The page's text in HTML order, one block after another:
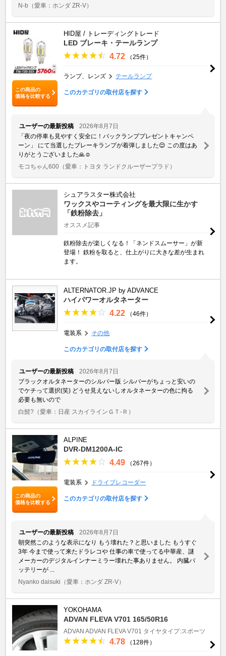
N-b （愛車：ホンダ ZR-V）
この商品の
価格を比較する
HID屋 / トレーディングトレード
LED ブレーキ・テールランプ
4.72 （25件）
ランプ、レンズ テールランプ
このカテゴリの取付店を探す
ユーザーの最新投稿
2026年8月7日
「夜の停車も見やすく安全に！バックランププレゼントキャンペ
ーン」 にて当選したブレーキランプが着弾しました😌 この度はあ
りがとうございました🙏☺️
モコちゃん600 （愛車：トヨタ ランドクルーザープラド）
シュアラスター株式会社
ワックスやコーティングを最大限に生かす
「鉄粉除去」
オススメ記事
鉄粉除去が楽しくなる！「ネンドスムーサー」が新
登場！ 鉄粉を取ると、仕上がりに大きな差が生まれ
ます。
ALTERNATOR.JP by ADVANCE
ハイパワーオルタネーター
4.22 （46件）
電装系 その他
このカテゴリの取付店を探す
ユーザーの最新投稿
2026年8月7日
ブラックオルタネーターのシルバー版 シルバーがちょっと安いの
でケチって選択(笑) どうせ見えないしオルタネーターの色に拘る
必要も無いので
白髭? （愛車：日産 スカイラインＧＴ‐Ｒ）
この商品の
価格を比較する
ALPINE
DVR-DM1200A-IC
4.49 （267件）
電装系 ドライブレコーダー
このカテゴリの取付店を探す
ユーザーの最新投稿
2026年8月7日
朝突然このような表示になり もう壊れた？と思いました もうすぐ
3年 今まで使って来たドラレコや 仕事の車で使ってる中華産、謎
メーカーのデジタルインナーミラー壊れた事ありません。 内臓バ
ッテリーが ...
Nyanko daisuki （愛車：ホンダ ZR-V）
YOKOHAMA
ADVAN FLEVA V701 165/50R16
ADVAN ADVAN FLEVA V701 タイヤタイプ:スポーツ
4.78 （128件）